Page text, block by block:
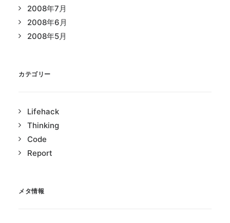
2008年7月
2008年6月
2008年5月
カテゴリー
Lifehack
Thinking
Code
Report
メタ情報